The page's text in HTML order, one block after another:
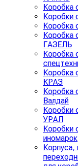
Коробка
Коробка
ГАЗЕЛЬ
Коробка
Коробка
КРАЗ
Коробка
Валдай
Коробки
УРАЛ
Коробки
иномарок